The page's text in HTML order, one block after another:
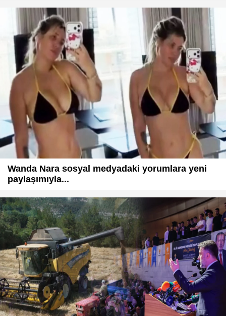
Wanda Nara sosyal medyadaki yorumlara yeni
paylaşımıyla...